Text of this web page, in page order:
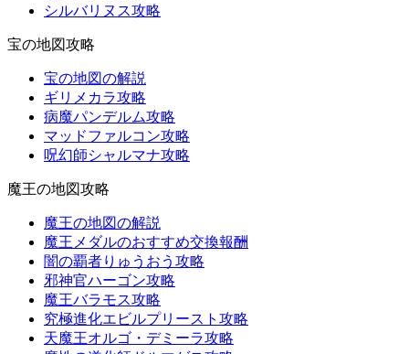
シルバリヌス攻略
宝の地図攻略
宝の地図の解説
ギリメカラ攻略
病魔パンデルム攻略
マッドファルコン攻略
呪幻師シャルマナ攻略
魔王の地図攻略
魔王の地図の解説
魔王メダルのおすすめ交換報酬
闇の覇者りゅうおう攻略
邪神官ハーゴン攻略
魔王バラモス攻略
究極進化エビルプリースト攻略
天魔王オルゴ・デミーラ攻略